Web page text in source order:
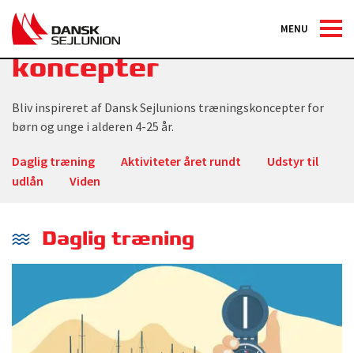
MENU
Aktiviteter og
koncepter
Bliv inspireret af Dansk Sejlunions træningskoncepter for
børn og unge i alderen 4-25 år.
Daglig træning Aktiviteter året rundt
Udstyr til
udlån
Viden
Daglig træning